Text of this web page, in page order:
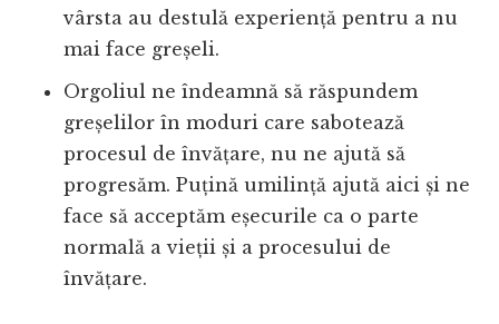
vârsta au destulă experiență pentru a nu
mai face greșeli.
Orgoliul ne îndeamnă să răspundem
greșelilor în moduri care sabotează
procesul de învățare, nu ne ajută să
progresăm. Puțină umilință ajută aici și ne
face să acceptăm eșecurile ca o parte
normală a vieții și a procesului de
învățare.